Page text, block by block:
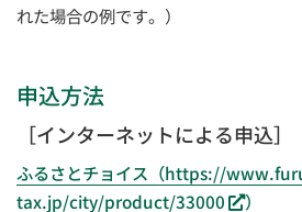
れた場合の例です。）
申込方法
［インターネットによる申込］
ふるさとチョイス（https://
tax.jp/city/product/33000
）